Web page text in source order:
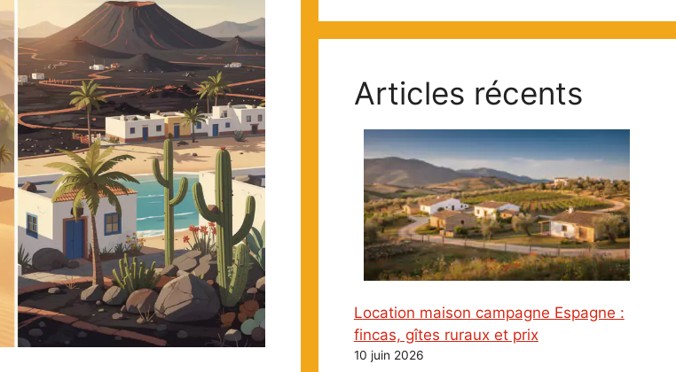
Articles récents
Location maison campagne Espagne :
fincas, gîtes ruraux et prix
10 juin 2026